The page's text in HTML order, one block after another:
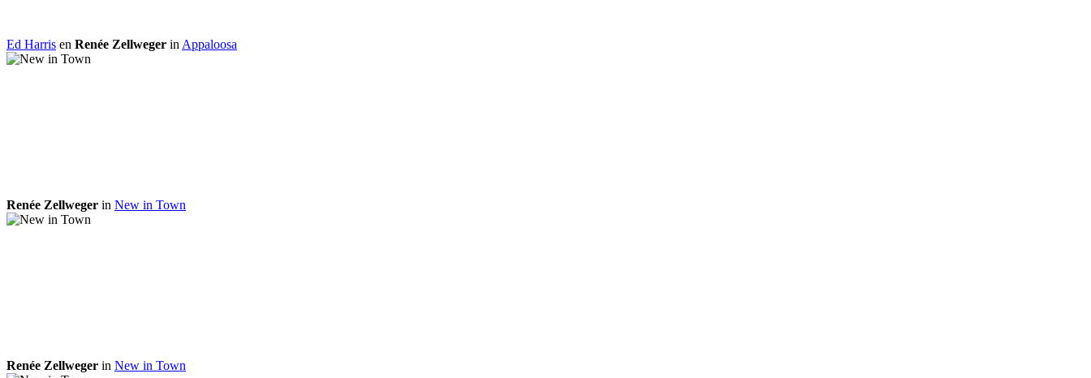
Ed Harris en Renée Zellweger in Appaloosa
Renée Zellweger in New in Town
Renée Zellweger in New in Town